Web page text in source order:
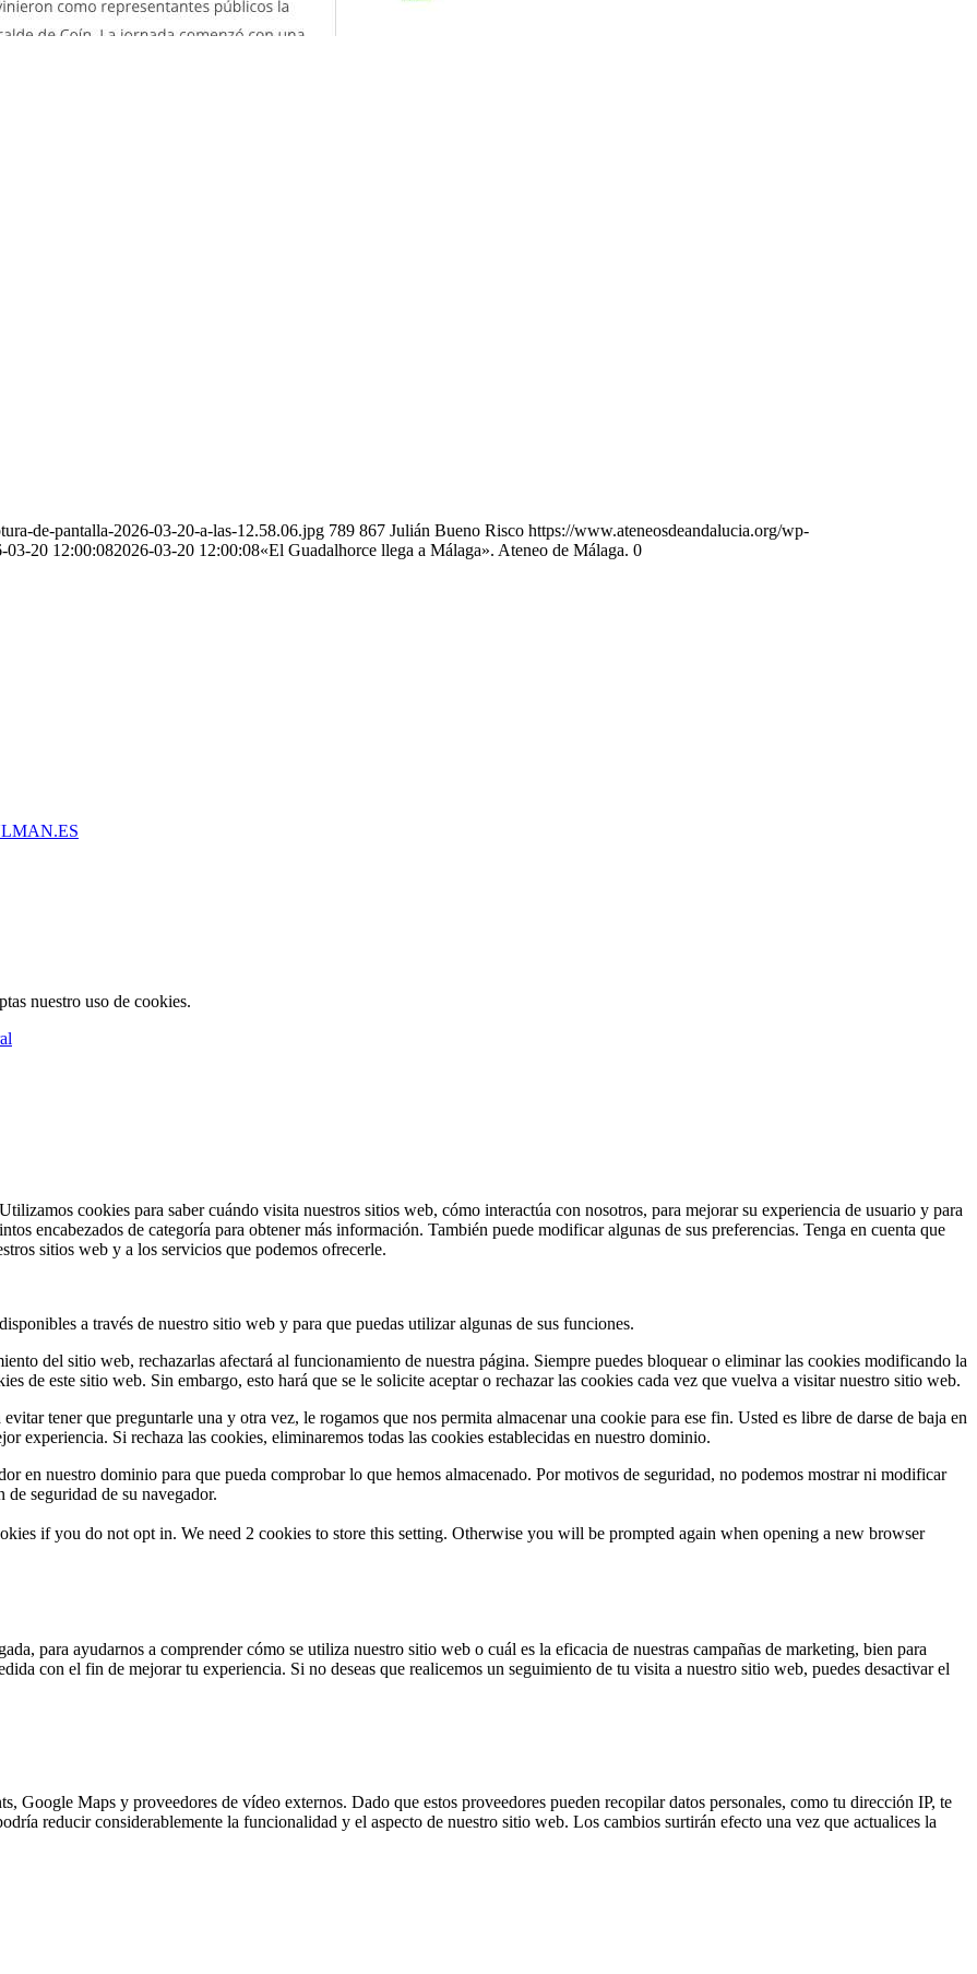
de-pantalla-2026-03-20-a-las-12.58.06.jpg 789 867 Julián Bueno Risco https://www.ateneosdeandalucia.org/wp-
03-20 12:00:082026-03-20 12:00:08«El Guadalhorce llega a Málaga». Ateneo de Málaga. 0
nuestro uso de cookies.
cookies para saber cuándo visita nuestros sitios web, cómo interactúa con nosotros, para mejorar su experiencia de usuario y para
encabezados de categoría para obtener más información. También puede modificar algunas de sus preferencias. Tenga en cuenta que
sitios web y a los servicios que podemos ofrecerle.
a través de nuestro sitio web y para que puedas utilizar algunas de sus funciones.
del sitio web, rechazarlas afectará al funcionamiento de nuestra página. Siempre puedes bloquear o eliminar las cookies modificando la
de este sitio web. Sin embargo, esto hará que se le solicite aceptar o rechazar las cookies cada vez que vuelva a visitar nuestro sitio web.
tener que preguntarle una y otra vez, le rogamos que nos permita almacenar una cookie para ese fin. Usted es libre de darse de baja en
experiencia. Si rechaza las cookies, eliminaremos todas las cookies establecidas en nuestro dominio.
en nuestro dominio para que pueda comprobar lo que hemos almacenado. Por motivos de seguridad, no podemos mostrar ni modificar
seguridad de su navegador.
if you do not opt in. We need 2 cookies to store this setting. Otherwise you will be prompted again when opening a new browser
para ayudarnos a comprender cómo se utiliza nuestro sitio web o cuál es la eficacia de nuestras campañas de marketing, bien para
con el fin de mejorar tu experiencia. Si no deseas que realicemos un seguimiento de tu visita a nuestro sitio web, puedes desactivar el
Google Maps y proveedores de vídeo externos. Dado que estos proveedores pueden recopilar datos personales, como tu dirección IP, te
reducir considerablemente la funcionalidad y el aspecto de nuestro sitio web. Los cambios surtirán efecto una vez que actualices la